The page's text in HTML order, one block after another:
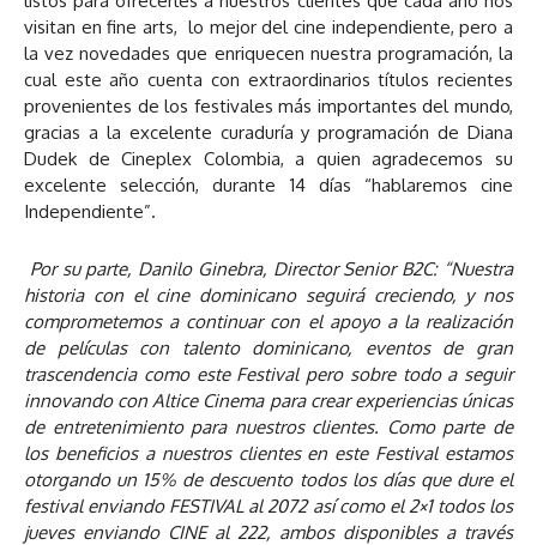
visitan en fine arts, lo mejor del cine independiente, pero a
la vez novedades que enriquecen nuestra programación, la
cual este año cuenta con extraordinarios títulos recientes
provenientes de los festivales más importantes del mundo,
gracias a la excelente curaduría y programación de Diana
Dudek de Cineplex Colombia, a quien agradecemos su
excelente selección, durante 14 días “hablaremos cine
Independiente”.
Por su parte, Danilo Ginebra, Director Senior B2C: “Nuestra
historia con el cine dominicano seguirá creciendo, y nos
comprometemos a continuar con el apoyo a la realización
de películas con talento dominicano, eventos de gran
trascendencia como este Festival pero sobre todo a seguir
innovando con Altice Cinema para crear experiencias únicas
de entretenimiento para nuestros clientes. Como parte de
los beneficios a nuestros clientes en este Festival estamos
otorgando un 15% de descuento todos los días que dure el
festival enviando FESTIVAL al 2072 así como el 2×1 todos los
jueves enviando CINE al 222, ambos disponibles a través